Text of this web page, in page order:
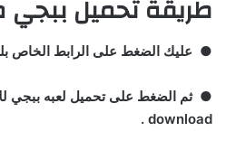
طريقة تحميل
● عليك الضغط على الرابط الخاص
● ثم الضغط على تحميل لعبه ببجي
download .